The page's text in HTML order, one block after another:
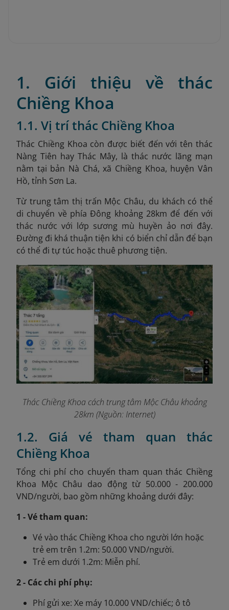
1. Giới thiệu về thác
Chiềng Khoa
1.1. Vị trí thác Chiềng Khoa
Thác Chiềng Khoa còn được biết đến với tên thác
Nàng Tiên hay Thác Mây, là thác nước lãng mạn
nằm tại bản Nà Chá, xã Chiềng Khoa, huyện Vân
Hồ, tỉnh Sơn La.
Từ trung tâm thị trấn Mộc Châu, du khách có thể
di chuyển về phía Đông khoảng 28km để đến với
thác nước với lớp sương mù huyền ảo nơi đây.
Đường đi khá thuận tiện khi có biển chỉ dẫn để bạn
có thể đi tự túc hoặc thuê phương tiện.
Thác Chiềng Khoa cách trung tâm Mộc Châu khoảng
28km (Nguồn: Internet)
1.2. Giá vé tham quan thác
Chiềng Khoa
Tổng chi phí cho chuyến tham quan thác Chiềng
Khoa Mộc Châu dao động từ 50.000 - 200.000
VND/người, bao gồm những khoảng dưới đây:
1 - Vé tham quan:
Vé vào thác Chiềng Khoa cho người lớn hoặc
trẻ em trên 1.2m: 50.000 VND/người.
Trẻ em dưới 1.2m: Miễn phí.
2 - Các chi phí phụ:
Phí gửi xe: Xe máy 10.000 VND/chiếc; ô tô